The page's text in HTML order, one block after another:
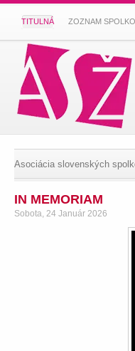
TITULNÁ ZOZNAM
Asociácia slovenských
IN MEMORIAM
Sobota, 24 Január 2026